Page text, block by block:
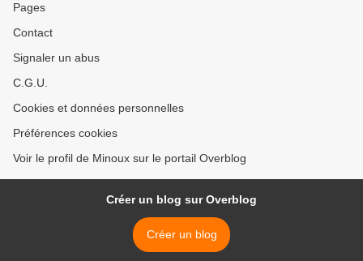
Pages
Contact
Signaler un abus
C.G.U.
Cookies et données personnelles
Préférences cookies
Voir le profil de Minoux sur le portail Overblog
Créer un blog sur Overblog
Créer un blog